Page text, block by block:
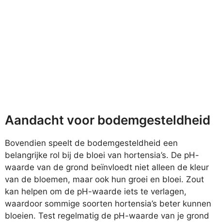
Aandacht voor bodemgesteldheid
Bovendien speelt de bodemgesteldheid een
belangrijke rol bij de bloei van hortensia’s. De pH-
waarde van de grond beïnvloedt niet alleen de kleur
van de bloemen, maar ook hun groei en bloei. Zout
kan helpen om de pH-waarde iets te verlagen,
waardoor sommige soorten hortensia’s beter kunnen
bloeien. Test regelmatig de pH-waarde van je grond